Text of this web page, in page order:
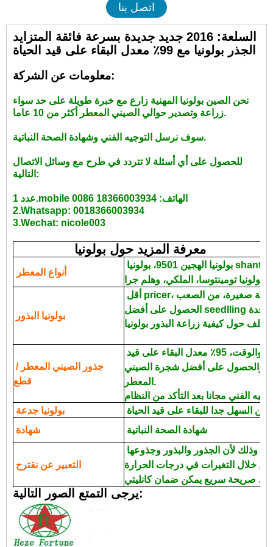
اتصل بنا
السلعة: 2016 جديد جديدة بسرعة فائقة المتزايد
الجذر بولونيا مع 99٪ معدل البقاء على قيد الحياة
معلومات عن الشركة:
نحن الصين بولونيا المهنية زارع مع خبرة طويلة على حد سواء
زراعة وتصدير حوالي الصيني المعطر أكثر من 10 عاما.
سوف نرسل التوجيه الفني وشهادة الصحة النباتية.
للحصول على أي أسئلة لا تتردد في طرح مع وسائل الاتصال
التالية:
عدد 1.mobile الهاتف: 18366003934 0086
2.Whatsapp: 0018366003934
3.Wechat: nicole003
معرفة المزيد حول بولونيا
أنواع المعطر
بولونيا البذور
صغيرة، من الصعب
جذور الصيني المعطر /
قطع
والحصول على أفضل شجرة الصيني
المعطر.
بولونيا جدعة
شهادة
شهادة الصحة النباتية
التعبير عن نقترح
خلال التغيرات في درجات الحرارة
يرجى التمتع الصور التالية: